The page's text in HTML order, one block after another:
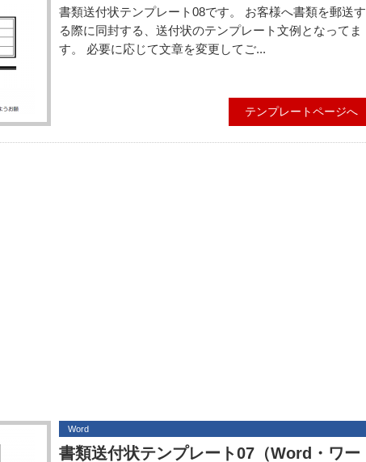
書類送付状テンプレート08です。 お客様へ書類を郵送す
る際に同封する、送付状のテンプレート文例となってま
す。 必要に応じて文章を変更してご...
テンプレートページへ
Word
書類送付状テンプレート07（Word・ワー